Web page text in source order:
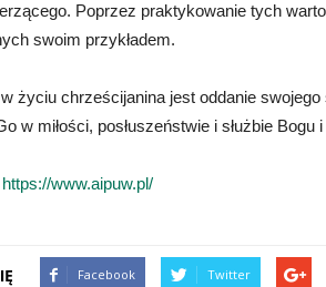
Poprzez praktykowanie tych
swoim przykładem.
życiu chrześcijanina jest oddanie
w miłości, posłuszeństwie i służbie Bogu
https://www.aipuw.pl/
Facebook Twitter